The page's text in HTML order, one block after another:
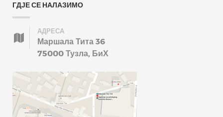
ГДЈЕ СЕ НАЛАЗИМО
АДРЕСА
Маршала Тита 36
75000 Тузла, БиХ